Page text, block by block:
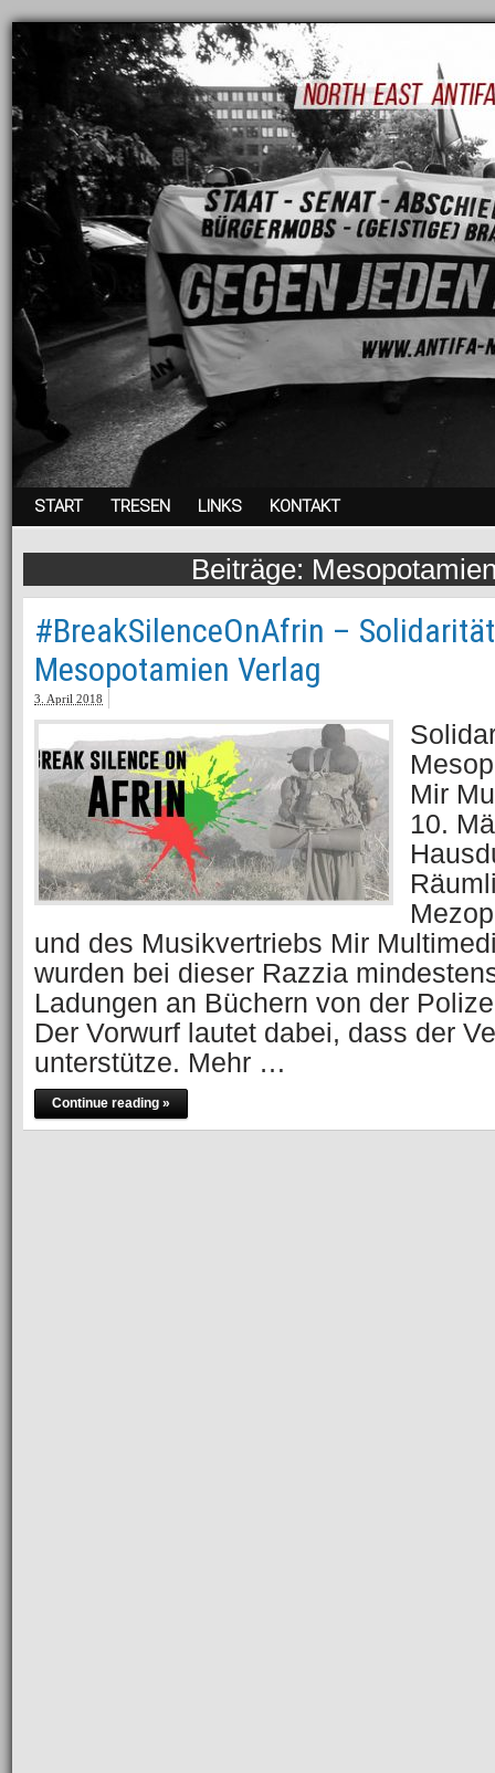
START TRESEN LINKS KONTAKT
#BreakSilenceOnAfrin –
Mesopotamien Verlag
3. April 2018
Mir
10.
und des Musikvertriebs Mir
wurden bei dieser Razzia
Ladungen an Büchern von der
Der Vorwurf lautet dabei, dass der
unterstütze. Mehr …
Continue reading »